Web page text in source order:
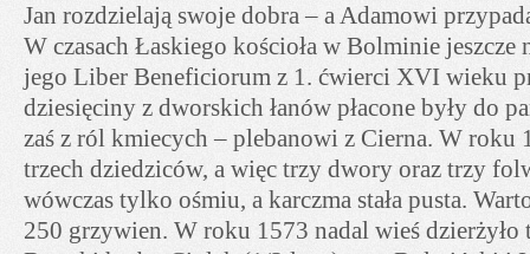
Jan rozdzielają swoje dobra – a Adamowi
W czasach Łaskiego kościoła w Bolminie jeszcze
jego Liber Beneficiorum z 1. ćwierci XVI wieku
dziesięciny z dworskich łanów płacone były do
zaś z ról kmiecych – plebanowi z Cierna. W roku
trzech dziedziców, a więc trzy dwory oraz trzy
wówczas tylko ośmiu, a karczma stała pusta.
250 grzywien. W roku 1573 nadal wieś dzierżyło